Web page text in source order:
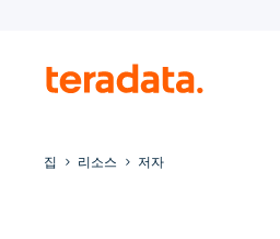
집 리소스 저자